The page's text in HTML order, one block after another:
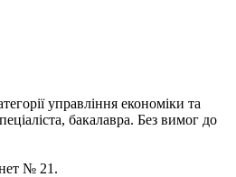
управління економіки та
бакалавра. Без вимог до
№ 21.